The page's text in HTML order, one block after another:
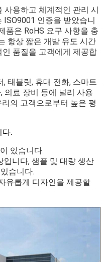
사용하고 체계적인 관리 시
ISO9001 인증을 받았습니
품은 RoHS 요구 사항을 충
항상 짧은 개발 유도 시간
품질을 고객에게 제공합
태블릿, 휴대 전화, 스마트
의료 장비 등에 널리 사용
의 고객으로부터 높은 평
다.
있습니다.
입니다, 샘플 및 대량 생산
습니다.
유롭게 디자인을 제공할